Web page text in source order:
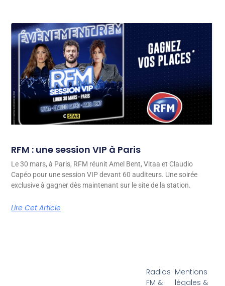
RFM : une session VIP à Paris
Le 30 mars, à Paris, RFM réunit Amel Bent, Vitaa et Claudio
Capéo pour une session VIP devant 60 auditeurs. Une soirée
exclusive à gagner dès maintenant sur le site de la station.
Lire Cet Article
Radios
FM &
Mentions
légales &